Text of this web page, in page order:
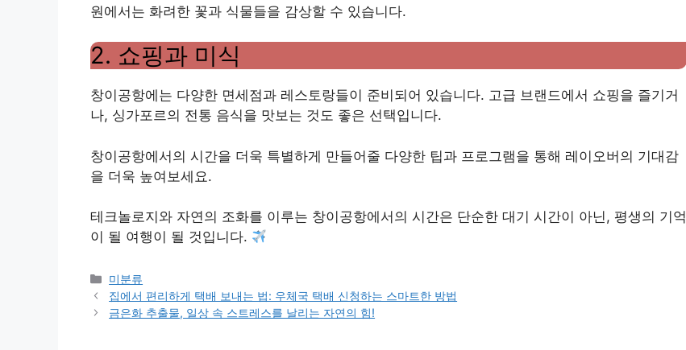
원에서는 화려한 꽃과 식물들을 감상할 수 있습니다.
2. 쇼핑과 미식
창이공항에는 다양한 면세점과 레스토랑들이 준비되어 있습니다. 고급 브랜드에서 쇼핑을 즐기거
나, 싱가포르의 전통 음식을 맛보는 것도 좋은 선택입니다.
창이공항에서의 시간을 더욱 특별하게 만들어줄 다양한 팁과 프로그램을 통해 레이오버의 기대감
을 더욱 높여보세요.
테크놀로지와 자연의 조화를 이루는 창이공항에서의 시간은 단순한 대기 시간이 아닌, 평생의 기억
이 될 여행이 될 것입니다.
Categories
미분류
집에서 편리하게 택배 보내는 법: 우체국 택배 신청하는 스마트한 방법
금은화 추출물, 일상 속 스트레스를 날리는 자연의 힘!